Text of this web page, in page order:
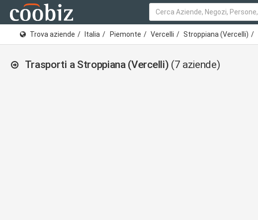
Trova aziende Italia Piemonte Vercelli Stroppiana (Vercelli)
Trasporti a Stroppiana (Vercelli) (7 aziende)